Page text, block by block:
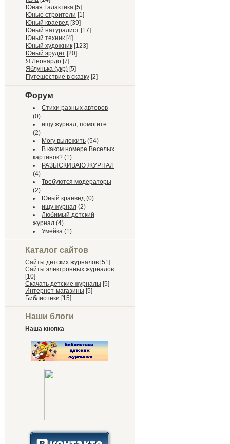
Юная Галактика [5]
Юные строители [1]
Юный краевед [39]
Юный натуралист [17]
Юный техник [4]
Юный художник [123]
Юный эрудит [20]
Я Леонардо [7]
Яблунька (укр) [5]
Путешествие в сказку [2]
Форум
Стихи разных авторов
(0)
ищу журнал, помогите
(2)
Могу выложить (54)
В каком номере Веселых
картинок? (1)
РАЗЫСКИВАЮ ЖУРНАЛ
(4)
Требуются модераторы
(2)
Юный краевед (0)
ищу журнал (2)
Любимый детский
журнал (4)
Умейка (1)
Каталог сайтов
Сайты детских журналов [51]
Сайты электронных журналов
[10]
Скачать детские журналы [5]
Интернет-магазины [5]
Библиотеки [15]
Наши блоги
Наша кнопка